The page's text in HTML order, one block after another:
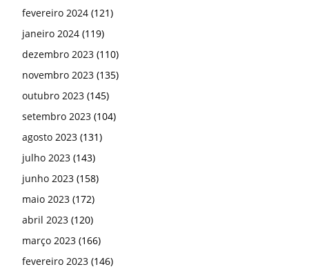
fevereiro 2024 (121)
janeiro 2024 (119)
dezembro 2023 (110)
novembro 2023 (135)
outubro 2023 (145)
setembro 2023 (104)
agosto 2023 (131)
julho 2023 (143)
junho 2023 (158)
maio 2023 (172)
abril 2023 (120)
março 2023 (166)
fevereiro 2023 (146)